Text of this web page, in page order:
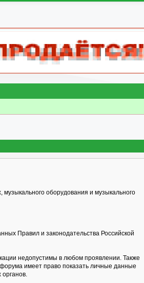
оборудования и музыкального
Правил и законодательства Российской
недопустимы в любом проявлении. Также
имеет право показать личные данные